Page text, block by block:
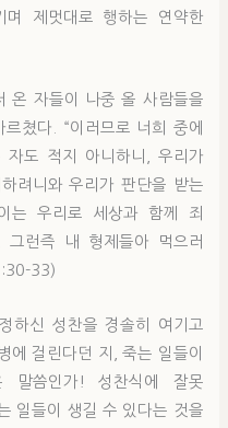
제멋대로 행하는 연약한
온 자들이 나중 올 사람들을
쳤다. “이러므로 너희 중에
도 적지 아니하니, 우리가
려니와 우리가 판단을 받는
는 우리로 세상과 함께 죄
런즉 내 형제들아 먹으러
33)
하신 성찬을 경솔히 여기고
에 걸린다던 지, 죽는 일들이
말씀인가! 성찬식에 잘못
일들이 생길 수 있다는 것을